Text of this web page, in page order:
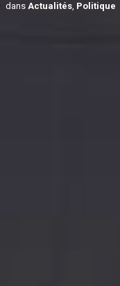
dans Actualités, Politique